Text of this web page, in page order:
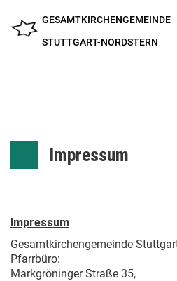
GESAMTKIRCHENGEMEINDE
STUTTGART-NORDSTERN
Impressum
Impressum
Gesamtkirchengemeinde
Pfarrbüro:
Markgröninger Straße 35,